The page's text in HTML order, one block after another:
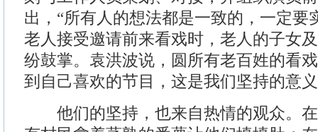
出，“所有人的想法都是一致的，一定要
老人接受邀请前来看戏时，老人的子女
纷鼓掌。袁洪波说，圆所有老百姓的看
到自己喜欢的节目，这是我们坚持的意
他们的坚持，也来自热情的观众。在